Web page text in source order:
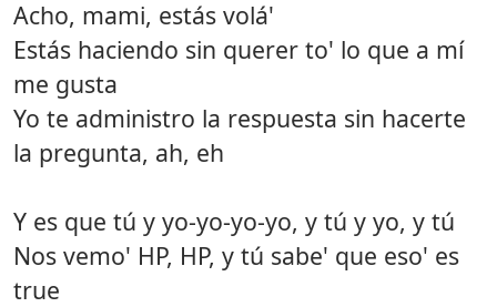
Acho, mami, estás volá'
Estás haciendo sin querer to' lo que a mí
me gusta
Yo te administro la respuesta sin hacerte
la pregunta, ah, eh
Y es que tú y yo-yo-yo-yo, y tú y yo, y tú
Nos vemo' HP, HP, y tú sabe' que eso' es
true